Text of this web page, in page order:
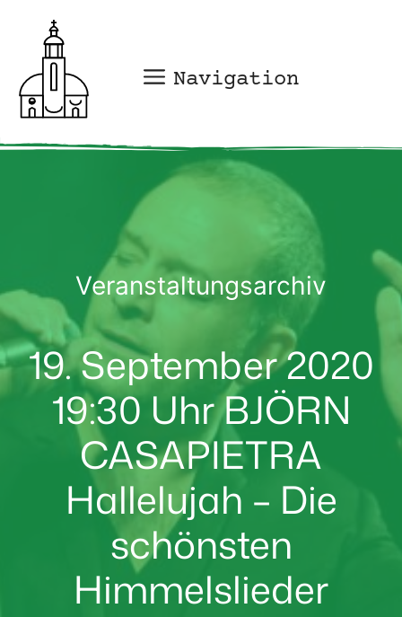
springen
Navigation
Veranstaltungsarchiv
19. September 2020
19:30 Uhr BJÖRN
CASAPIETRA
Hallelujah – Die
schönsten
Himmelslieder